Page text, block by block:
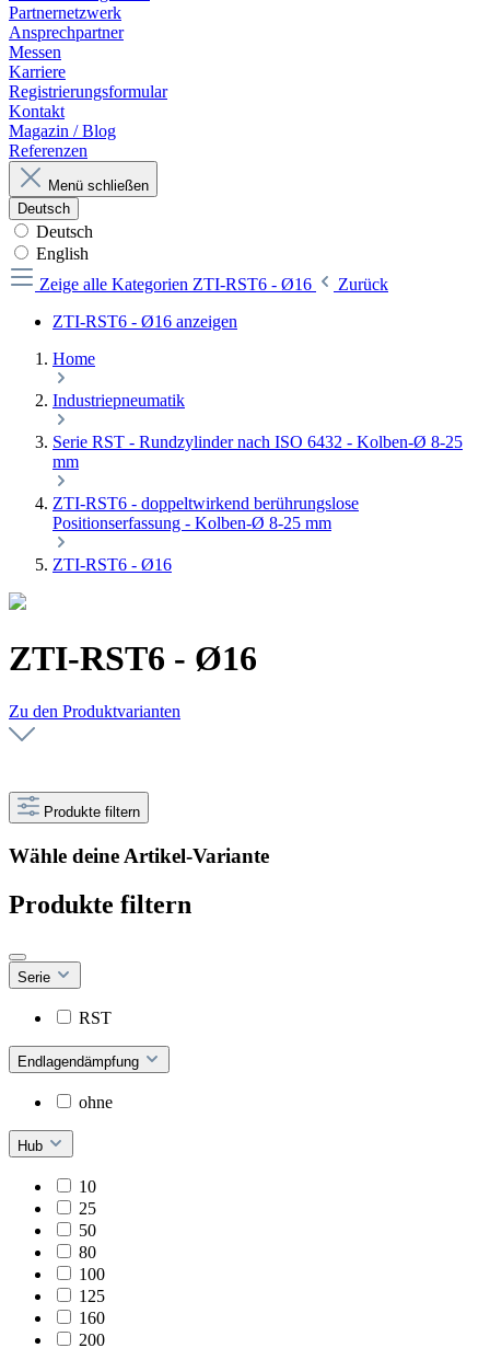
Partnernetzwerk
Ansprechpartner
Messen
Karriere
Registrierungsformular
Kontakt
Magazin / Blog
Referenzen
Menü schließen
Deutsch
Deutsch
English
Zeige alle Kategorien ZTI-RST6 - Ø16
Zurück
ZTI-RST6 - Ø16 anzeigen
Home
Industriepneumatik
Serie RST - Rundzylinder nach ISO 6432 - Kolben-Ø 8-25
mm
ZTI-RST6 - doppeltwirkend berührungslose
Positionserfassung - Kolben-Ø 8-25 mm
ZTI-RST6 - Ø16
ZTI-RST6 - Ø16
Zu den Produktvarianten
Produkte filtern
Wähle deine Artikel-Variante
Produkte filtern
Serie
RST
Endlagendämpfung
ohne
Hub
10
25
50
80
100
125
160
200